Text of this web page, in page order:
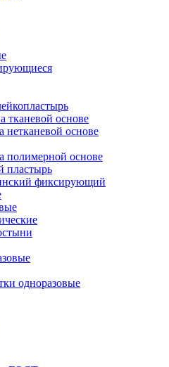
тканевой основе
нетканевой основе
полимерной основе
пластырь
фиксирующий
одноразовые